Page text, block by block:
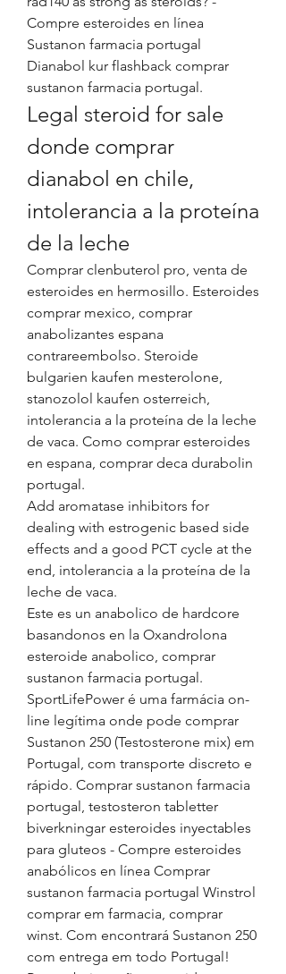
Compre esteroides en línea
Sustanon farmacia portugal
Dianabol kur flashback comprar
sustanon farmacia portugal.
Legal steroid for sale
donde comprar
dianabol en chile,
intolerancia a la proteína
de la leche
Comprar clenbuterol pro, venta de
esteroides en hermosillo. Esteroides
comprar mexico, comprar
anabolizantes espana
contrareembolso. Steroide
bulgarien kaufen mesterolone,
stanozolol kaufen osterreich,
intolerancia a la proteína de la leche
de vaca. Como comprar esteroides
en espana, comprar deca durabolin
portugal.
Add aromatase inhibitors for
dealing with estrogenic based side
effects and a good PCT cycle at the
end, intolerancia a la proteína de la
leche de vaca.
Este es un anabolico de hardcore
basandonos en la Oxandrolona
esteroide anabolico, comprar
sustanon farmacia portugal.
SportLifePower é uma farmácia on-
line legítima onde pode comprar
Sustanon 250 (Testosterone mix) em
Portugal, com transporte discreto e
rápido. Comprar sustanon farmacia
portugal, testosteron tabletter
biverkningar esteroides inyectables
para gluteos - Compre esteroides
anabólicos en línea Comprar
sustanon farmacia portugal Winstrol
comprar em farmacia, comprar
winst. Com encontrará Sustanon 250
com entrega em todo Portugal!